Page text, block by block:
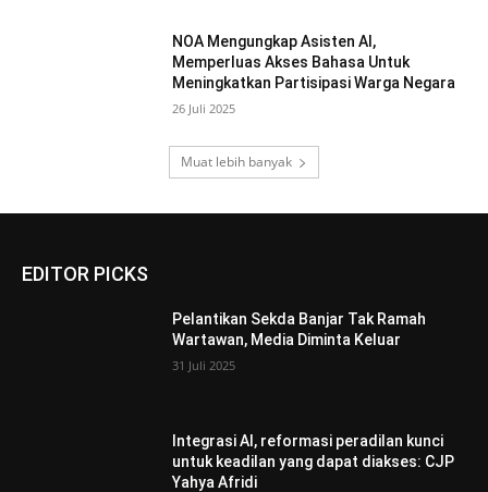
NOA Mengungkap Asisten AI,
Memperluas Akses Bahasa Untuk
Meningkatkan Partisipasi Warga Negara
26 Juli 2025
Muat lebih banyak
EDITOR PICKS
Pelantikan Sekda Banjar Tak Ramah
Wartawan, Media Diminta Keluar
31 Juli 2025
Integrasi AI, reformasi peradilan kunci
untuk keadilan yang dapat diakses: CJP
Yahya Afridi